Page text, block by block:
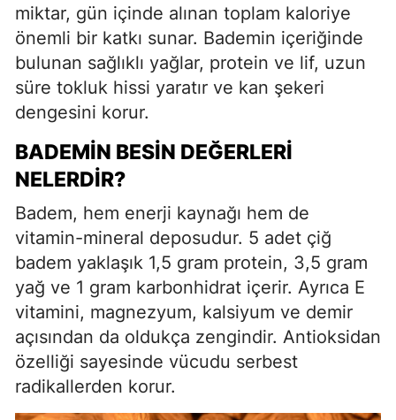
miktar, gün içinde alınan toplam kaloriye
önemli bir katkı sunar. Bademin içeriğinde
bulunan sağlıklı yağlar, protein ve lif, uzun
süre tokluk hissi yaratır ve kan şekeri
dengesini korur.
BADEMIN BESIN DEĞERLERI
NELERDIR?
Badem, hem enerji kaynağı hem de
vitamin-mineral deposudur. 5 adet çiğ
badem yaklaşık 1,5 gram protein, 3,5 gram
yağ ve 1 gram karbonhidrat içerir. Ayrıca E
vitamini, magnezyum, kalsiyum ve demir
açısından da oldukça zengindir. Antioksidan
özelliği sayesinde vücudu serbest
radikallerden korur.